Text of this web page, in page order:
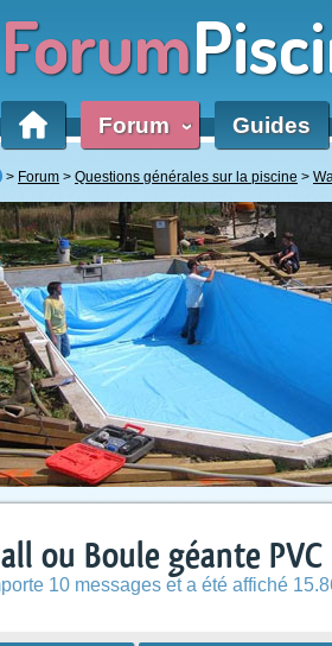
Forum
Forum ‹ Guides
Forum Questions générales sur la piscine
ou Boule géante PVC
10 messages et a été affiché